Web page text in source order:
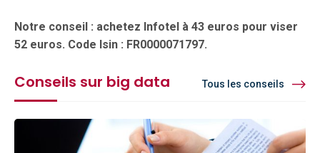
Notre conseil : achetez Infotel à 43 euros pour viser
52 euros. Code Isin : FR0000071797.
Conseils sur big data Tous les conseils